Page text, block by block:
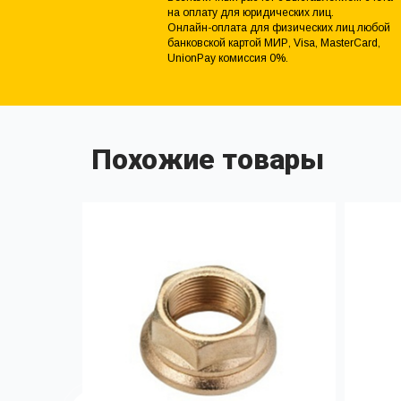
на оплату для юридических лиц.
Онлайн-оплата для физических лиц любой
банковской картой МИР, Visa, MasterCard,
UnionPay комиссия 0%.
Похожие товары